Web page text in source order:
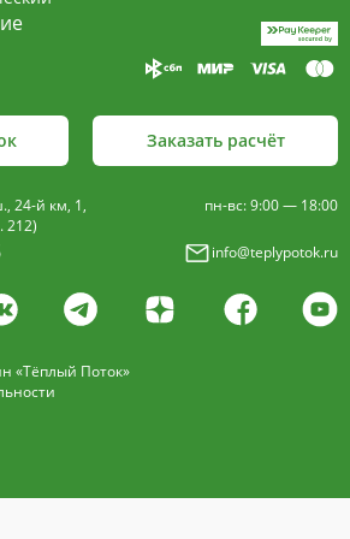
износостойким порошковым
цвета.
двух типов: рулонная и
алюминий четырёх цветов -
серебро (без доплат)
Заказать расчёт
24-й км, 1,
212)
пн-вс: 9:00 — 18:00
info@teplypotok.ru
«Тёплый Поток»